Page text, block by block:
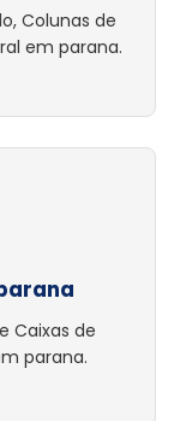
Colunas de
em parana.
Caixas de
parana.